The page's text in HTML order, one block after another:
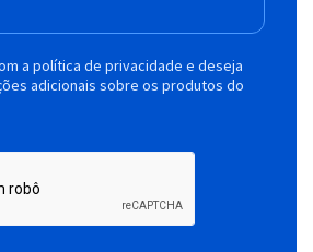
a política de privacidade e deseja
adicionais sobre os produtos do